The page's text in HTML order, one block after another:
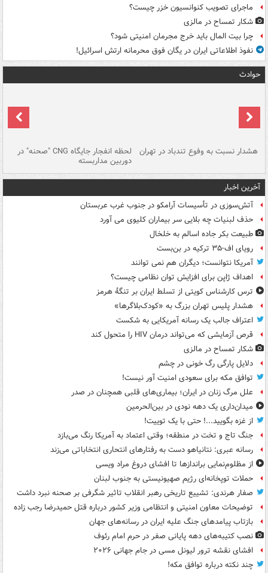
ماجرای تصویب کنوانسیون خزر چیست؟
شکار تمساح در مالزی
چرا بیت المال باید خرج مجرمان امنیتی شود؟
نفوذ اطلاعاتی ایران در یگان فوق محرمانه ارتش اسرائیل!
حوادث
هشدار نسبت به وفوع تندباد در تهران لحظه انفجار جایگاه CNG "صحنه" در
دوربین مداربسته
آخرین اخبار
آتش‌سوزی در تأسیسات آرامکو در جنوب غرب عربستان
حذف لبنیات چه بلایی سر بیماران کلیوی می آورد
طبیعت بکر جاده اسالم به خلخال
رویای اف-۳۵ ترکیه در بن‌بست
آمریکا نتوانست؛ دیگران هم نمی توانند
اهداف ژاپن برای افزایش توان نظامی چیست؟
ترس کارشناس کویتی از تسلط ایران بر تنگۀ هرمز
هشدار پلیس تهران بزرگ به «کودک‌بلاگرها»
اعتراف جالب یک رسانه آمریکایی به شکست
قرص آزمایشی که می‌تواند درمان HIV را متحول کند
شکار تمساح در مالزی
دلایل پارگی رگ خونی در چشم
توافق مکه برای سعودی امنیت آور نیست!
علل مرگ زنان در ایران؛ بیماری‌های قلبی همچنان در صدر
میدان‌داری یک دهه نودی در بین‌الحرمین
از غزه بگویید...! حتی با یک توییت!
جنگ تاج و تخت در منطقه؛ وقتی اعتماد به آمریکا رنگ می‌بازد
رسانه عبری: نتانیاهو دست به رفتارهای انتحاری انتخاباتی می‌زند
از مظلوم‌نمایی براندازها تا افشای دروغ مراد ویسی
حملات توپخانه‌ای رژیم صهیونیستی به جنوب لبنان
صفار هرندی: تشییع تاریخی رهبر انقلاب تاثیر شگرفی بر صحنه نبرد داشت
توضیحات معاون امنیتی و انتظامی وزیر کشور درباره قتل حمیدرضا رجب زاده
بازتاب پیامدهای جنگ علیه ایران در رسانه‌های جهان
نصب کتیبه‌های دهه پایانی صفر در حرم امام رئوف
افشای نقشه ترور لیونل مسی در جام جهانی ۲۰۲۶
چند نکته درباره توافق مکه!